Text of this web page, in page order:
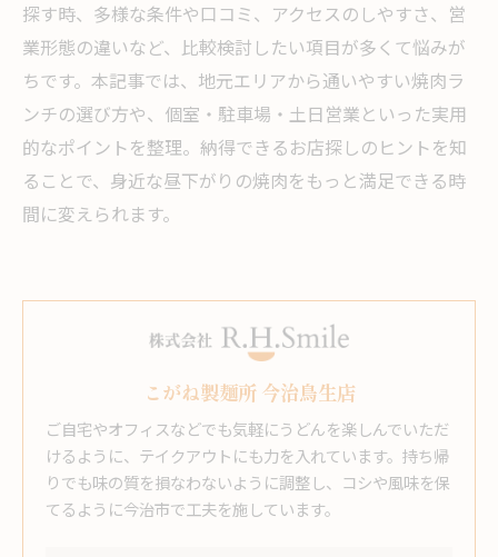
探す時、多様な条件や口コミ、アクセスのしやすさ、営
業形態の違いなど、比較検討したい項目が多くて悩みが
ちです。本記事では、地元エリアから通いやすい焼肉ラ
ンチの選び方や、個室・駐車場・土日営業といった実用
的なポイントを整理。納得できるお店探しのヒントを知
ることで、身近な昼下がりの焼肉をもっと満足できる時
間に変えられます。
こがね製麺所 今治鳥生店
ご自宅やオフィスなどでも気軽にうどんを楽しんでいただ
けるように、テイクアウトにも力を入れています。持ち帰
りでも味の質を損なわないように調整し、コシや風味を保
てるように今治市で工夫を施しています。